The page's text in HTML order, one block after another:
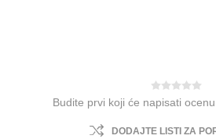
Budite prvi koji će napisati
DODAJTE LISTI ZA